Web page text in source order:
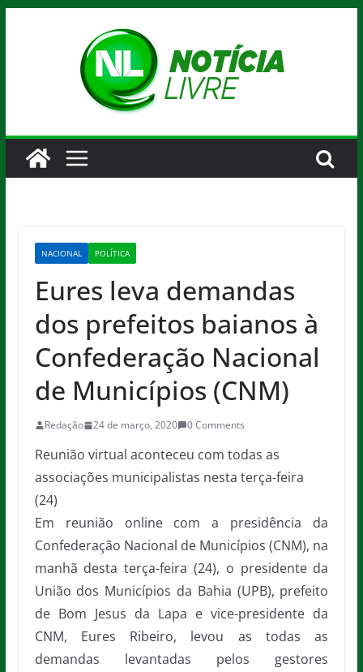
NACIONAL POLÍTICA
Eures leva demandas
dos prefeitos baianos à
Confederação Nacional
de Municípios (CNM)
Redação 24 de março, 2020 0 Comments
Reunião virtual aconteceu com todas as
associações municipalistas nesta terça-feira
(24)
Em reunião online com a presidência da
Confederação Nacional de Municípios (CNM), na
manhã desta terça-feira (24), o presidente da
União dos Municípios da Bahia (UPB), prefeito
de Bom Jesus da Lapa e vice-presidente da
CNM, Eures Ribeiro, levou as todas as
demandas levantadas pelos gestores